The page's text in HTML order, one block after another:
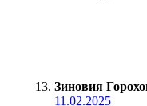
Зиновия
11.02.2025